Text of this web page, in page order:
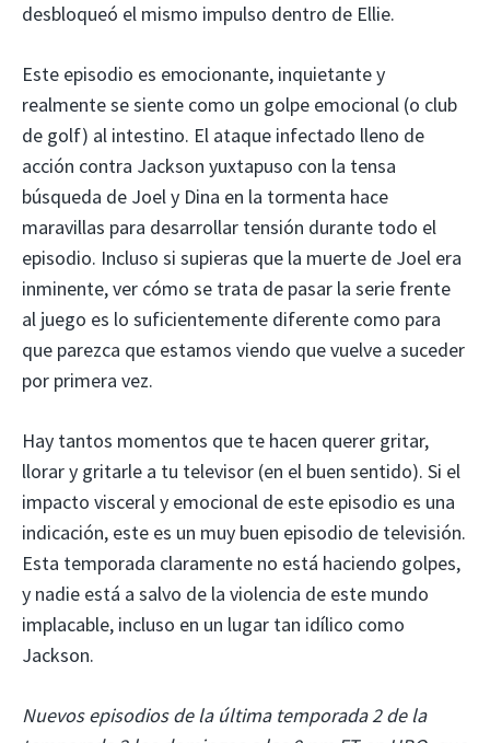
desbloqueó el mismo impulso dentro de Ellie.
Este episodio es emocionante, inquietante y
realmente se siente como un golpe emocional (o club
de golf) al intestino. El ataque infectado lleno de
acción contra Jackson yuxtapuso con la tensa
búsqueda de Joel y Dina en la tormenta hace
maravillas para desarrollar tensión durante todo el
episodio. Incluso si supieras que la muerte de Joel era
inminente, ver cómo se trata de pasar la serie frente
al juego es lo suficientemente diferente como para
que parezca que estamos viendo que vuelve a suceder
por primera vez.
Hay tantos momentos que te hacen querer gritar,
llorar y gritarle a tu televisor (en el buen sentido). Si el
impacto visceral y emocional de este episodio es una
indicación, este es un muy buen episodio de televisión.
Esta temporada claramente no está haciendo golpes,
y nadie está a salvo de la violencia de este mundo
implacable, incluso en un lugar tan idílico como
Jackson.
Nuevos episodios de la última temporada 2 de la